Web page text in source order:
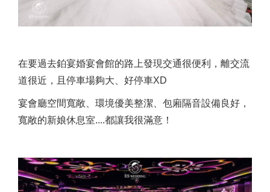
在要過去鉑宴婚宴會館的路上發現交通很便利，離交流
道很近，且停車場夠大、好停車XD
宴會廳空間寬敞、環境優美整潔、包廂隔音設備良好，
寬敞的新娘休息室....都讓我很滿意！